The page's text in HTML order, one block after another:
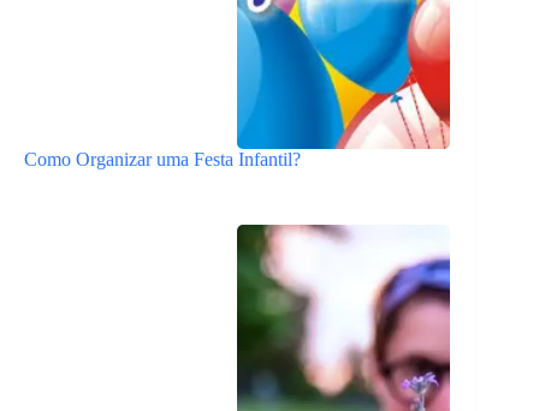
Como Organizar uma Festa Infantil?